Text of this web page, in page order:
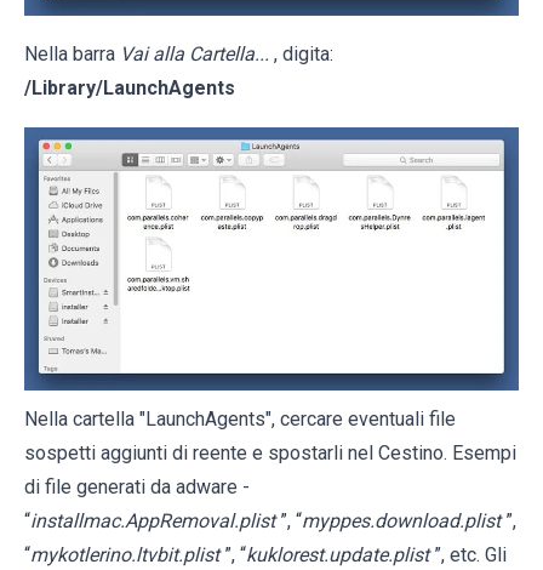
Nella barra Vai alla Cartella... , digita:
/Library/LaunchAgents
Nella cartella "LaunchAgents", cercare eventuali file
sospetti aggiunti di reente e spostarli nel Cestino. Esempi
di file generati da adware -
“installmac.AppRemoval.plist ”, “myppes.download.plist ”,
“mykotlerino.ltvbit.plist ”, “kuklorest.update.plist ”, etc. Gli